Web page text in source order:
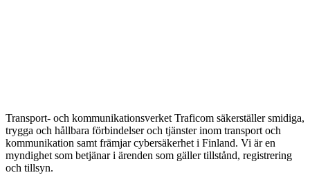
Transport- och kommunikationsverket Traficom säkerställer smidiga,
trygga och hållbara förbindelser och tjänster inom transport och
kommunikation samt främjar cybersäkerhet i Finland. Vi är en
myndighet som betjänar i ärenden som gäller tillstånd, registrering
och tillsyn.